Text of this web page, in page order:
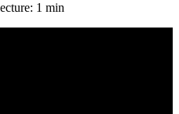
1 min